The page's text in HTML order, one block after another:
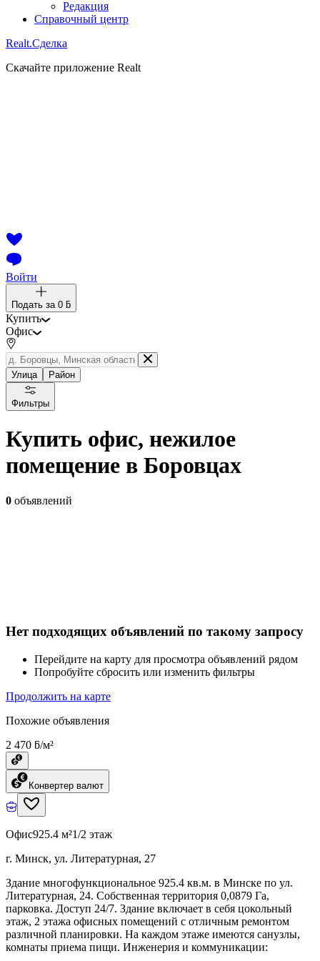
Редакция
Справочный центр
Realt.Сделка
Скачайте приложение Realt
Войти
Подать за 0 ƃ
Купить
Офис
Улица Район
Фильтры
Купить офис, нежилое
помещение в Боровцах
0 объявлений
Нет подходящих объявлений по такому запросу
Перейдите на карту для просмотра объявлений рядом
Попробуйте сбросить или изменить фильтры
Продолжить на карте
Похожие объявления
2 470 ƃ/м²
Конвертер валют
Офис925.4 м²1/2 этаж
г. Минск, ул. Литературная, 27
Здание многофункциональное 925.4 кв.м. в Минске по ул.
Литературная, 24. Собственная территория 0,0879 Га,
парковка. Доступ 24/7. Здание включает в себя цокольный
этаж, 2 этажа офисных помещений с отличным ремонтом
различной планировки. На каждом этаже имеются санузлы,
комнаты приема пищи. Инженерия и коммуникации: